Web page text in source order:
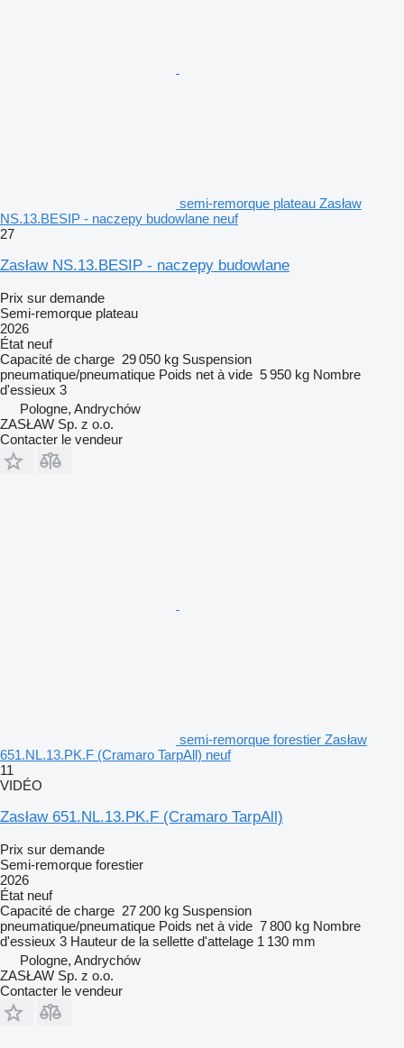
semi-remorque plateau Zasław
NS.13.BESIP - naczepy budowlane neuf
27
Zasław NS.13.BESIP - naczepy budowlane
Prix sur demande
Semi-remorque plateau
2026
État neuf
Capacité de charge 29 050 kg Suspension
pneumatique/pneumatique Poids net à vide 5 950 kg Nombre
d'essieux 3
Pologne, Andrychów
ZASŁAW Sp. z o.o.
Contacter le vendeur
semi-remorque forestier Zasław
651.NL.13.PK.F (Cramaro TarpAll) neuf
11
VIDÉO
Zasław 651.NL.13.PK.F (Cramaro TarpAll)
Prix sur demande
Semi-remorque forestier
2026
État neuf
Capacité de charge 27 200 kg Suspension
pneumatique/pneumatique Poids net à vide 7 800 kg Nombre
d'essieux 3 Hauteur de la sellette d'attelage 1 130 mm
Pologne, Andrychów
ZASŁAW Sp. z o.o.
Contacter le vendeur